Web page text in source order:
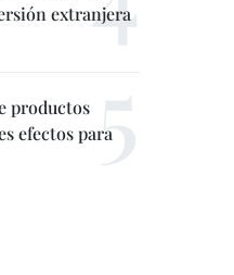
extranjera
productos
efectos para